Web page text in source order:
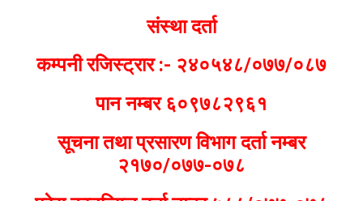
संस्था दर्ता
कम्पनी रजिस्ट्रार :- २४०५४८/०७७/०८७
पान नम्बर ६०९७८२९६१
सूचना तथा प्रसारण विभाग दर्ता नम्बर
२१७०/०७७-०७८